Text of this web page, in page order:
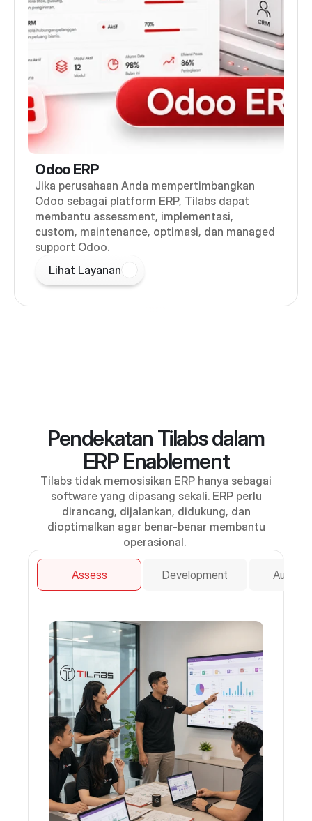
Odoo ERP
Jika perusahaan Anda mempertimbangkan
Odoo sebagai platform ERP, Tilabs dapat
membantu assessment, implementasi,
custom, maintenance, optimasi, dan managed
support Odoo.
Lihat Layanan
Pendekatan Tilabs dalam
ERP Enablement
Tilabs tidak memosisikan ERP hanya sebagai
software yang dipasang sekali. ERP perlu
dirancang, dijalankan, didukung, dan
dioptimalkan agar benar-benar membantu
operasional.
Assess Development